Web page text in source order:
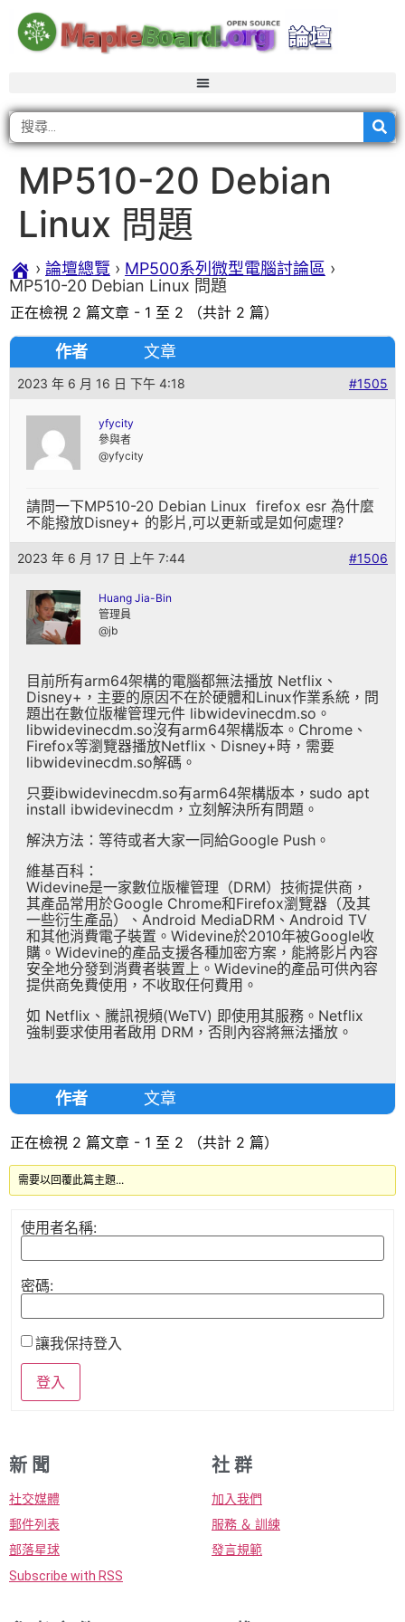
MP510-20 Debian
Linux 問題
› 論壇總覽 › MP500系列微型電腦討論區 ›
MP510-20 Debian Linux 問題
正在檢視 2 篇文章 - 1 至 2 （共計 2 篇）
作者 文章
2023 年 6 月 16 日 下午 4:18 #1505
yfycity
參與者
@yfycity
請問一下MP510-20 Debian Linux firefox esr 為什麼
不能撥放Disney+ 的影片,可以更新或是如何處理?
2023 年 6 月 17 日 上午 7:44 #1506
Huang Jia-Bin
管理員
@jb
目前所有arm64架構的電腦都無法播放 Netflix、
Disney+，主要的原因不在於硬體和Linux作業系統，問
題出在數位版權管理元件 libwidevinecdm.so。
libwidevinecdm.so沒有arm64架構版本。Chrome、
Firefox等瀏覽器播放Netflix、Disney+時，需要
libwidevinecdm.so解碼。
只要ibwidevinecdm.so有arm64架構版本，sudo apt
install ibwidevinecdm，立刻解決所有問題。
解決方法：等待或者大家一同給Google Push。
維基百科：
Widevine是一家數位版權管理（DRM）技術提供商，
其產品常用於Google Chrome和Firefox瀏覽器（及其
一些衍生產品）、Android MediaDRM、Android TV
和其他消費電子裝置。Widevine於2010年被Google收
購。Widevine的產品支援各種加密方案，能將影片內容
安全地分發到消費者裝置上。Widevine的產品可供內容
提供商免費使用，不收取任何費用。
如 Netflix、騰訊視頻(WeTV) 即使用其服務。Netflix
強制要求使用者啟用 DRM，否則內容將無法播放。
作者 文章
正在檢視 2 篇文章 - 1 至 2 （共計 2 篇）
需要以回覆此篇主題...
使用者名稱:
密碼:
讓我保持登入
登入
新 聞
社交媒體
郵件列表
部落星球
Subscribe with RSS
社 群
加入我們
服務 ＆ 訓練
發言規範